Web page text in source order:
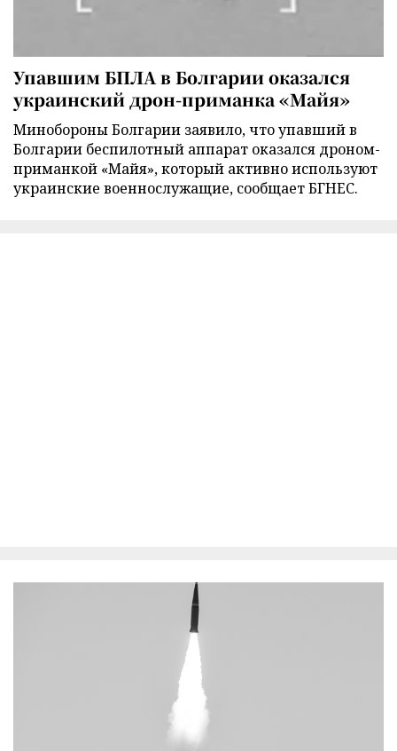
Упавшим БПЛА в Болгарии оказался
украинский дрон-приманка «Майя»
Минобороны Болгарии заявило, что упавший в
Болгарии беспилотный аппарат оказался дроном-
приманкой «Майя», который активно используют
украинские военнослужащие, сообщает БГНЕС.